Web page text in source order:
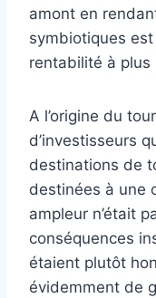
amont en
symbiotiques est
rentabilité à plus
A l’origine du
d’investisseurs
destinations de
destinées à une
ampleur n’était
conséquences
étaient plutôt
évidemment de